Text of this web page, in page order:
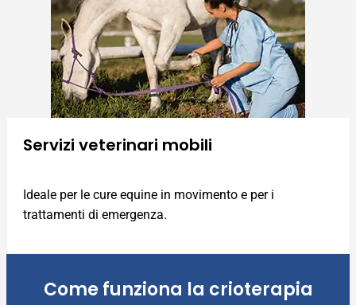
Servizi veterinari mobili
Ideale per le cure equine in movimento e per i
trattamenti di emergenza.
Come funziona la crioterapia